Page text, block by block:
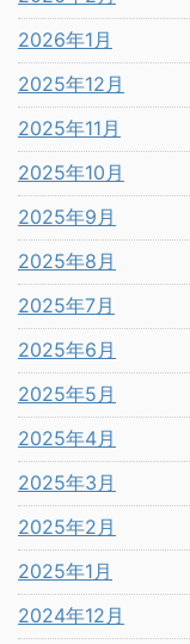
2026年1月
2025年12月
2025年11月
2025年10月
2025年9月
2025年8月
2025年7月
2025年6月
2025年5月
2025年4月
2025年3月
2025年2月
2025年1月
2024年12月